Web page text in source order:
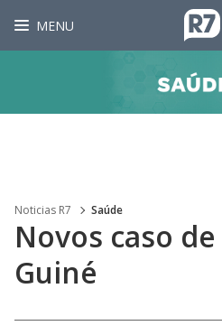
MENU
Noticias R7 Saúde
Novos caso
Guiné